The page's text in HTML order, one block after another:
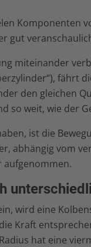
Komponenten
gut
miteinander
fährt
den gleichen
so weit, wie der
ist die
abhängig vom
aufgenommen.
wird eine
Kraft
hat eine